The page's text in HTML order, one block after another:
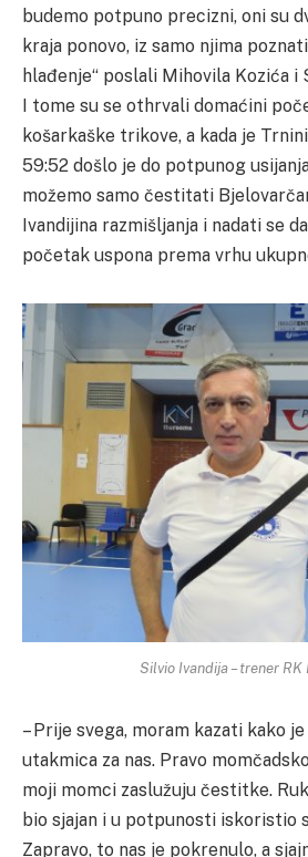
budemo potpuno precizni, oni su
kraja ponovo, iz samo njima
hlađenje“ poslali Mihovila Kozića i
I tome su se othrvali domaćini
košarkaške trikove, a kada je
59:52 došlo je do potpunog
možemo samo čestitati
Ivandijina razmišljanja i nadati se
početak uspona prema vrhu
Silvio Ivandija – trener RK
– Prije svega, moram kazati kako
utakmica za nas. Pravo
moji momci zaslužuju čestitke.
bio sjajan i u potpunosti iskoristio
Zapravo, to nas je pokrenulo, a